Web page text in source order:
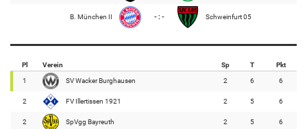
B. München II - : - Schweinfurt 05
Pl Verein Sp T Pkt
1 SV Wacker Burghausen 2 6 6
2 FV Illertissen 1921 2 5 6
2 SpVgg Bayreuth 2 5 6